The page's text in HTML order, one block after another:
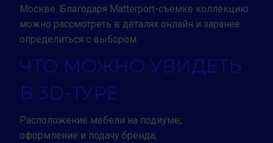
Москве. Благодаря Matterport-съёмке коллекцию
можно рассмотреть в деталях онлайн и заранее
определиться с выбором.
ЧТО МОЖНО УВИДЕТЬ
В 3D-ТУРЕ
Расположение мебели на подиуме;
оформление и подачу бренда;